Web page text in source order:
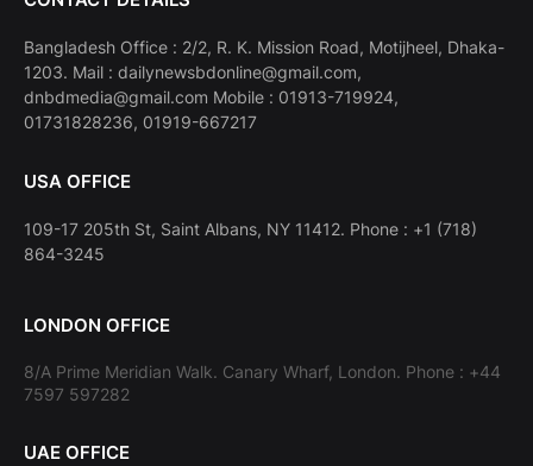
Bangladesh Office : 2/2, R. K. Mission Road, Motijheel, Dhaka-
1203. Mail : dailynewsbdonline@gmail.com,
dnbdmedia@gmail.com Mobile : 01913-719924,
01731828236, 01919-667217
USA OFFICE
109-17 205th St, Saint Albans, NY 11412. Phone : +1 (718)
864-3245
LONDON OFFICE
8/A Prime Meridian Walk. Canary Wharf, London. Phone : +44
7597 597282
UAE OFFICE